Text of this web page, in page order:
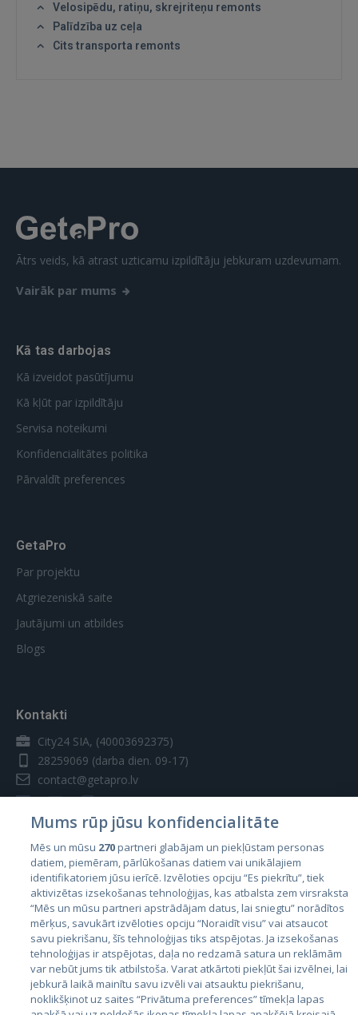
Velosipēdu, ratiņu, skrejriteņu remonts
Palīdzība uz ceļa
Cits transporta remonts
Ātrs veids, kā atrast uzticamu izpildītāju jebkuram uzdevumam.
Vairāk par mums
Kā tas darbojas
Kā izveidot pasūtījumu
Kā kļūt par izpildītāju
Servisa noteikumi
Konfidencialitātes politika
Pārvaldīt preferences
GetaPro
Par projektu
Atgriezeniskā saite
Jautājumi un atbildes
Blogs
Kontakti
City24 SIA, (40003692375)
28259069 (darba dien. 09-17)
contact@getapro.lv
Valstis
Igaunija
Latvija
Lietuva
Mums rūp jūsu konfidencialitāte
Mēs un mūsu 270partneri glabājam un piekļūstam personas
datiem, piemēram, pārlūkošanas datiem vai unikālajiem
identifikatoriem jūsu ierīcē. Izvēloties opciju “Es piekrītu”, tiek
aktivizētas izsekošanas tehnoloģijas, kas atbalsta zem virsraksta
“Mēs un mūsu partneri apstrādājam datus, lai sniegtu” norādītos
mērķus, savukārt izvēloties opciju “Noraidīt visu” vai atsaucot
savu piekrišanu, šīs tehnoloģijas tiks atspējotas. Ja izsekošanas
tehnoloģijas ir atspējotas, daļa no redzamā satura un reklāmām
var nebūt jums tik atbilstoša. Varat atkārtoti piekļūt šai izvēlnei, lai
jebkurā laikā mainītu savu izvēli vai atsauktu piekrišanu,
noklikšķinot uz saites “Privātuma preferences” tīmekļa lapas